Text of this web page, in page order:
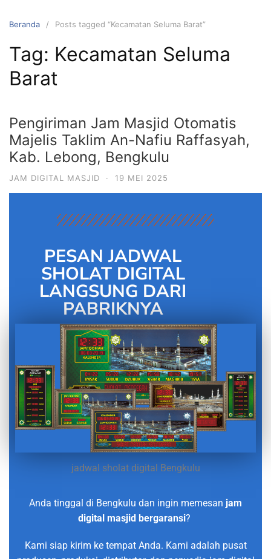
Beranda Posts tagged “Kecamatan Seluma Barat”
Tag: Kecamatan Seluma
Barat
Pengiriman Jam Masjid Otomatis
Majelis Taklim An-Nafiu Raffasyah,
Kab. Lebong, Bengkulu
JAM DIGITAL MASJID · 19 MEI 2025
PESAN JADWAL
SHOLAT DIGITAL
LANGSUNG DARI
PABRIKNYA
jadwal sholat digital Bengkulu
Anda tinggal di Bengkulu dan ingin memesan jam
digital masjid bergaransi?
Kami siap kirim ke tempat Anda. Kami adalah pusat